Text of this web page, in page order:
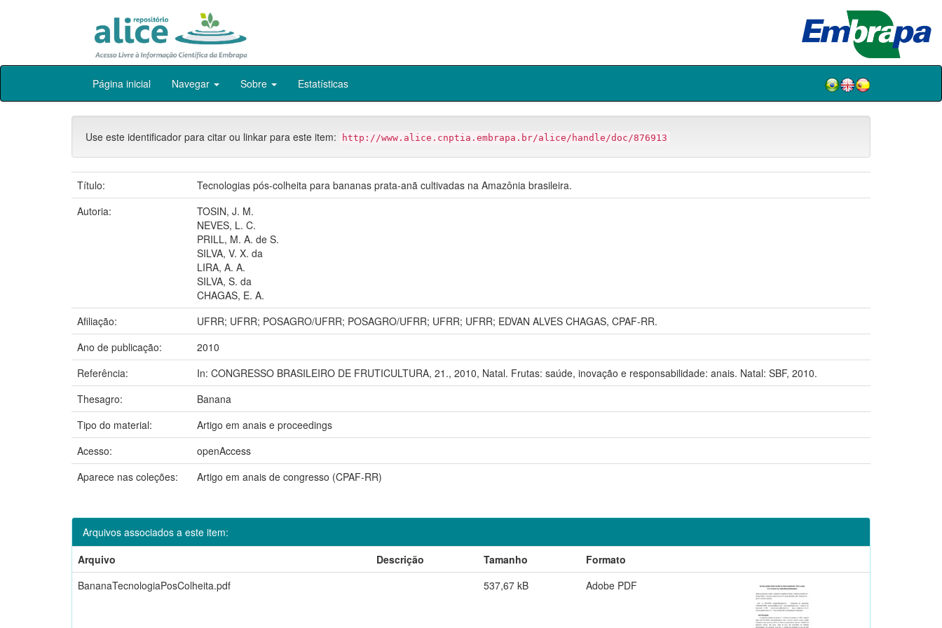
Skip
Página inicial Navegar Sobre Estatísticas
Use este identificador para citar ou linkar para este item: http://www.alice.cnptia.embrapa.br/alice/handle/doc/876913
Título:
Tecnologias pós-colheita para bananas prata-anã cultivadas na Amazônia brasileira.
Autoria:
TOSIN, J. M.
NEVES, L. C.
PRILL, M. A. de S.
SILVA, V. X. da
LIRA, A. A.
SILVA, S. da
CHAGAS, E. A.
Afiliação:
UFRR; UFRR; POSAGRO/UFRR; POSAGRO/UFRR; UFRR; UFRR; EDVAN ALVES CHAGAS, CPAF-RR.
Ano de publicação:
2010
Referência:
In: CONGRESSO BRASILEIRO DE FRUTICULTURA, 21., 2010, Natal. Frutas: saúde, inovação e responsabilidade: anais. Natal: SBF, 2010.
Thesagro:
Banana
Tipo do material:
Artigo em anais e proceedings
Acesso:
openAccess
Aparece nas coleções:
Artigo em anais de congresso (CPAF-RR)
Arquivos associados a este item:
Arquivo
Descrição Tamanho
Formato
BananaTecnologiaPosColheita.pdf
537,67 kB Adobe PDF